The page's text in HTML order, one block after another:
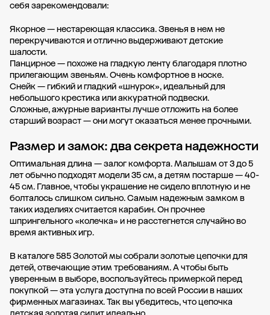
себя зарекомендовали:
Якорное — нестареющая классика. Звенья в нем не
перекручиваются и отлично выдерживают детские
шалости.
Панцирное — похоже на гладкую ленту благодаря плотно
прилегающим звеньям. Очень комфортное в носке.
Снейк — гибкий и гладкий «шнурок», идеальный для
небольшого крестика или аккуратной подвески.
Сложные, ажурные варианты лучше отложить на более
старший возраст — они могут оказаться менее прочными.
Размер и замок: два секрета надежности
Оптимальная длина — залог комфорта. Малышам от 3 до 5
лет обычно подходят модели 35 см, а детям постарше — 40-
45 см. Главное, чтобы украшение не сидело вплотную и не
болталось слишком сильно. Самым надежным замком в
таких изделиях считается карабин. Он прочнее
шпрингельного «колечка» и не расстегнется случайно во
время активных игр.
В каталоге 585 Золотой мы собрали золотые цепочки для
детей, отвечающие этим требованиям. А чтобы быть
уверенным в выборе, воспользуйтесь примеркой перед
покупкой — эта услуга доступна по всей России в наших
фирменных магазинах. Так вы убедитесь, что цепочка